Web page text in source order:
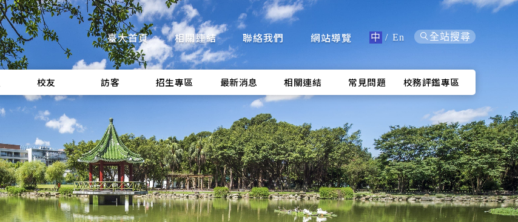
臺大首頁 相關連結 聯絡我們 網站導覽 中 / En 全站搜尋
校友 訪客 招生專區 最新消息 相關連結 常見問題 校務評鑑專區